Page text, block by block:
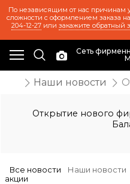
По независящим от нас причинам у
сложности с оформлением заказа
204-12-27или закажите обратный
Сеть
Наши новости
Открытие нового
Все новости Наши новости
акции